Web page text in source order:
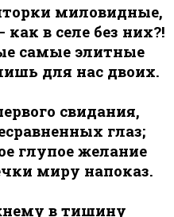
миловидные,
в селе без них?!
самые элитные
для нас двоих.
свидания,
глаз;
глупое желание
миру напоказ.
в тишину